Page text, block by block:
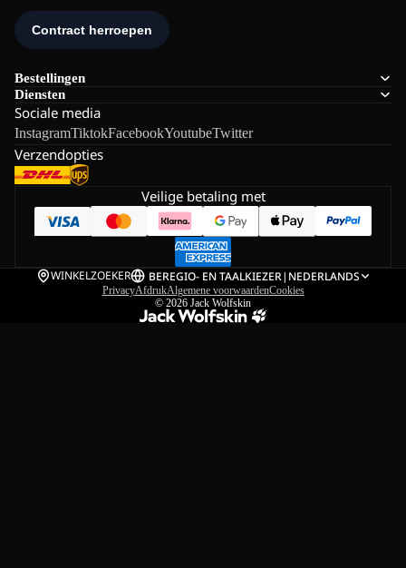
Bestellingen
Diensten
Sociale media
InstagramTiktokFacebookYoutubeTwitter
Verzendopties
Veilige betaling met
WINKELZOEKER BEREGIO- EN TAALKIEZER| NEDERLANDS
PrivacyAfdrukAlgemene voorwaardenCookies
© 2026 Jack Wolfskin